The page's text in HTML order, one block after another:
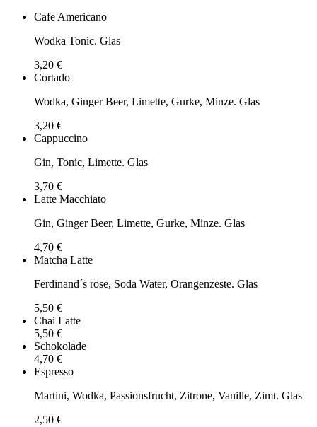
Cafe Americano
Wodka Tonic. Glas
3,20 €
Cortado
Wodka, Ginger Beer, Limette, Gurke, Minze. Glas
3,20 €
Cappuccino
Gin, Tonic, Limette. Glas
3,70 €
Latte Macchiato
Gin, Ginger Beer, Limette, Gurke, Minze. Glas
4,70 €
Matcha Latte
Ferdinand´s rose, Soda Water, Orangenzeste. Glas
5,50 €
Chai Latte
5,50 €
Schokolade
4,70 €
Espresso
Martini, Wodka, Passionsfrucht, Zitrone, Vanille, Zimt. Glas
2,50 €